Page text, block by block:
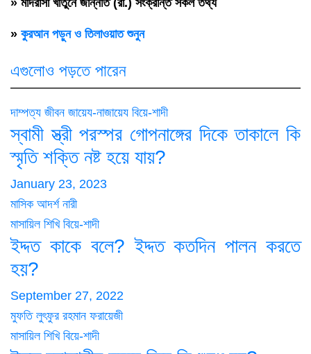
» কুরআন পড়ুন ও তিলাওয়াত শুনুন
এগুলোও পড়তে পারেন
দাম্পত্য জীবন জায়েয-নাজায়েয বিয়ে-শাদী
স্বামী স্ত্রী পরস্পর গোপনাঙ্গের দিকে তাকালে কি
স্মৃতি শক্তি নষ্ট হয়ে যায়?
January 23, 2023
মাসিক আদর্শ নারী
মাসায়িল শিখি বিয়ে-শাদী
ইদ্দত কাকে বলে? ইদ্দত কতদিন পালন করতে
হয়?
September 27, 2022
মুফতি লুৎফুর রহমান ফরায়েজী
মাসায়িল শিখি বিয়ে-শাদী